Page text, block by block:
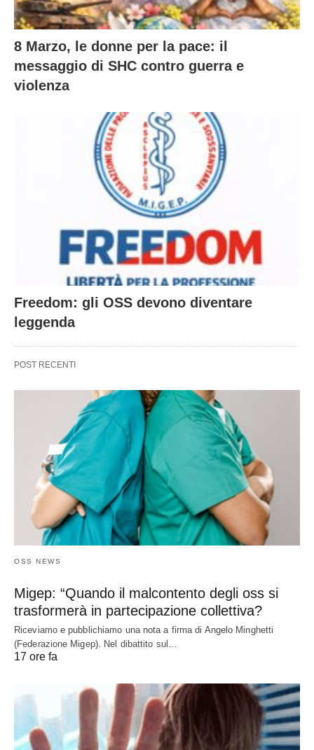
8 Marzo, le donne per la pace: il
messaggio di SHC contro guerra e
violenza
Freedom: gli OSS devono diventare
leggenda
POST RECENTI
OSS NEWS
Migep: “Quando il malcontento degli oss si
trasformerà in partecipazione collettiva?
Riceviamo e pubblichiamo una nota a firma di Angelo Minghetti
(Federazione Migep). Nel dibattito sul…
17 ore fa